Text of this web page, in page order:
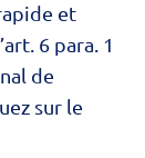
et
6 para. 1
de
sur le